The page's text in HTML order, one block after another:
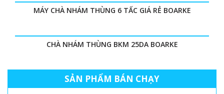
MÁY CHÀ NHÁM THÙNG 6 TẤC GIÁ RẺ BOARKE
CHÀ NHÁM THÙNG BKM 25DA BOARKE
SẢN PHẨM BÁN CHẠY